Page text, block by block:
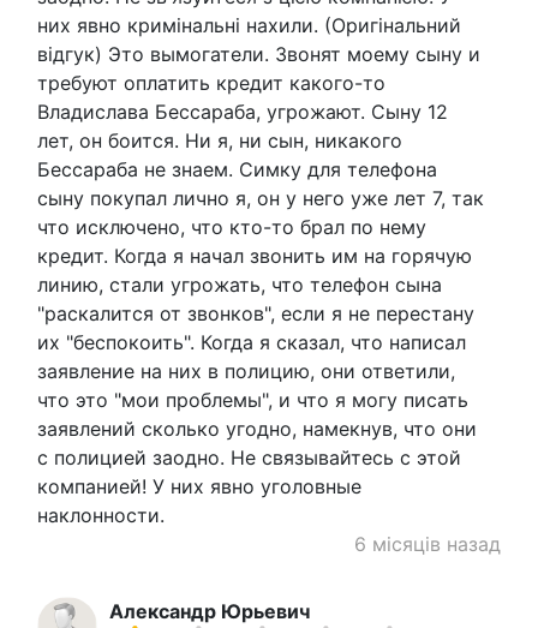
них явно кримінальні нахили. (Оригінальний
відгук) Это вымогатели. Звонят моему сыну и
требуют оплатить кредит какого-то
Владислава Бессараба, угрожают. Сыну 12
лет, он боится. Ни я, ни сын, никакого
Бессараба не знаем. Симку для телефона
сыну покупал лично я, он у него уже лет 7, так
что исключено, что кто-то брал по нему
кредит. Когда я начал звонить им на горячую
линию, стали угрожать, что телефон сына
"раскалится от звонков", если я не перестану
их "беспокоить". Когда я сказал, что написал
заявление на них в полицию, они ответили,
что это "мои проблемы", и что я могу писать
заявлений сколько угодно, намекнув, что они
с полицией заодно. Не связывайтесь с этой
компанией! У них явно уголовные
наклонности.
6 місяців назад
Александр Юрьевич